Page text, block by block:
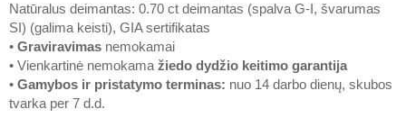
Natūralus deimantas: 0.70 ct deimantas (spalva G-I, švarumas
SI) (galima keisti), GIA sertifikatas
• Graviravimas nemokamai
• Vienkartinė nemokama žiedo dydžio keitimo garantija
• Gamybos ir pristatymo terminas: nuo 14 darbo dienų, skubos
tvarka per 7 d.d.